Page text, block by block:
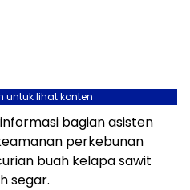
untuk lihat konten
bagian asisten
perkebunan
buah kelapa sawit
segar.